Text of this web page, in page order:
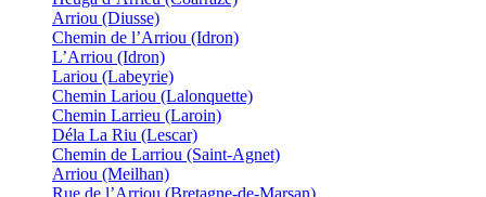
Arriou (Diusse)
Chemin de l’Arriou (Idron)
L’Arriou (Idron)
Lariou (Labeyrie)
Chemin Lariou (Lalonquette)
Chemin Larrieu (Laroin)
Déla La Riu (Lescar)
Chemin de Larriou (Saint-Agnet)
Arriou (Meilhan)